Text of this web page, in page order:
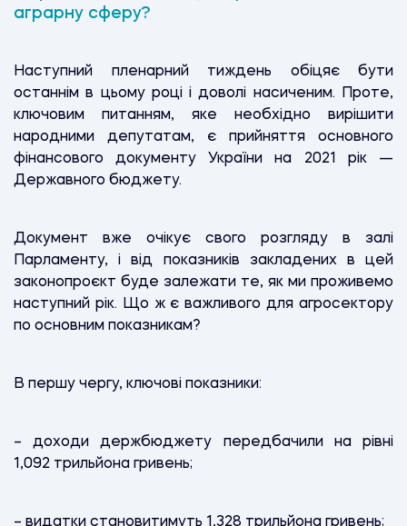
аграрну сферу?
Наступний пленарний тиждень обіцяє бути
останнім в цьому році і доволі насиченим. Проте,
ключовим питанням, яке необхідно вирішити
народними депутатам, є прийняття основного
фінансового документу України на 2021 рік —
Державного бюджету.
Документ вже очікує свого розгляду в залі
Парламенту, і від показників закладених в цей
законопроєкт буде залежати те, як ми проживемо
наступний рік. Що ж є важливого для агросектору
по основним показникам?
В першу чергу, ключові показники:
– доходи держбюджету передбачили на рівні
1,092 трильйона гривень;
– видатки становитимуть 1,328 трильйона гривень;